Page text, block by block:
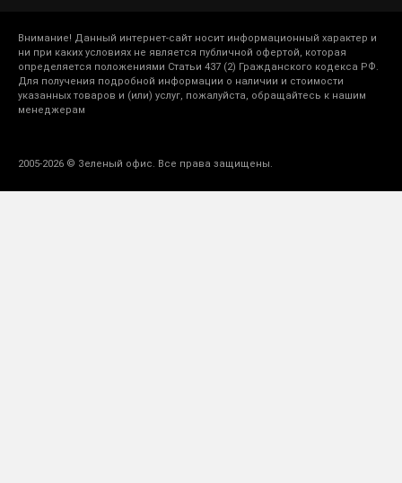
Внимание! Данный интернет-сайт носит информационный характер и
ни при каких условиях не является публичной офертой, которая
определяется положениями Статьи 437 (2) Гражданского кодекса РФ.
Для получения подробной информации о наличии и стоимости
указанных товаров и (или) услуг, пожалуйста, обращайтесь к нашим
менеджерам
2005-2026 © Зеленый офис. Все права защищены.